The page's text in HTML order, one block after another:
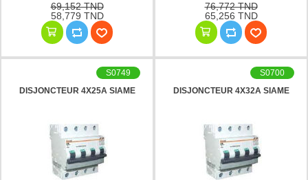
69,152 TND
58,779 TND
76,772 TND
65,256 TND
DISJONCTEUR 4X25A SIAME
S0749
DISJONCTEUR 4X32A SIAME
S0700